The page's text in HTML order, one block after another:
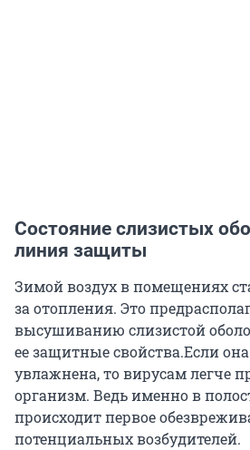
Состояние слизистых
линия защиты
Зимой воздух в помещениях
за отопления. Это
высушиванию слизистой
ее защитные свойства.Если
увлажнена, то вирусам легче
организм. Ведь именно в
происходит первое
потенциальных возбудителей.